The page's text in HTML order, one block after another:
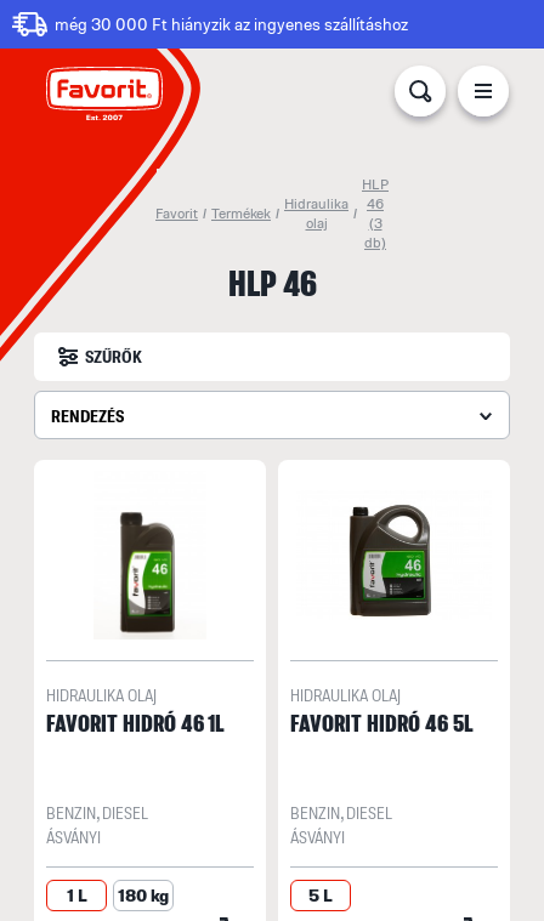
még 30 000 Ft hiányzik az ingyenes szállításhoz
Favorit / Termékek /
Hidraulika
olaj
/
HLP
46
(3
db)
HLP 46
SZŰRŐK
RENDEZÉS
HIDRAULIKA OLAJ
FAVORIT HIDRÓ 46 1L
BENZIN, DIESEL
ÁSVÁNYI
1 L 180 kg
HIDRAULIKA OLAJ
FAVORIT HIDRÓ 46 5L
BENZIN, DIESEL
ÁSVÁNYI
5 L